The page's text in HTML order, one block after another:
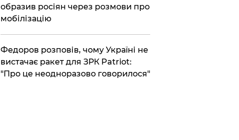
образив росіян через розмови про
мобілізацію
​Федоров розповів, чому Україні не
вистачає ракет для ЗРК Patriot:
"Про це неодноразово говорилося"